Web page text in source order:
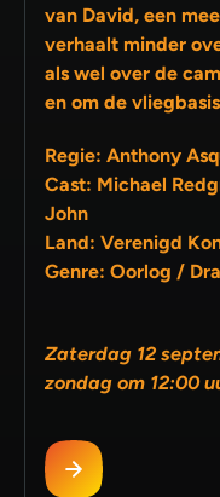
van David, een
verhaalt minder over de echte
als wel over de
en om de
Regie: Anthony
Cast: Michael
John
Land: Verenigd
Genre: Oorlog /
Zaterdag 12
zondag om 12:00